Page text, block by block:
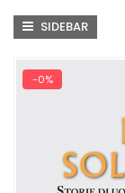
SIDEBAR
-0%